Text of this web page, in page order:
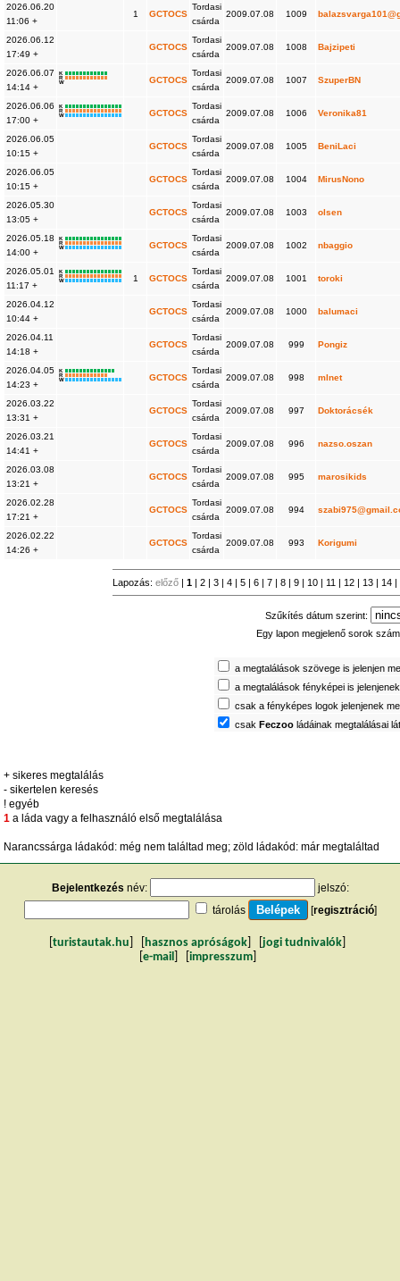
2026.06.20
11:06 +
1 GCTOCS
Tordasi
csárda
2009.07.08 1009
2026.06.12
17:49 +
GCTOCS
Tordasi
csárda
2009.07.08 1008 Bajzipeti
2026.06.07
14:14 +
K
R
W
GCTOCS
Tordasi
csárda
2009.07.08 1007 SzuperBN
2026.06.06
17:00 +
K
R
W
GCTOCS
Tordasi
csárda
2009.07.08 1006 Veronika81
2026.06.05
10:15 +
GCTOCS
Tordasi
csárda
2009.07.08 1005 BeniLaci
2026.06.05
10:15 +
GCTOCS
Tordasi
csárda
2009.07.08 1004 MirusNono
2026.05.30
13:05 +
GCTOCS
Tordasi
csárda
2009.07.08 1003 olsen
2026.05.18
14:00 +
K
R
W
GCTOCS
Tordasi
csárda
2009.07.08 1002 nbaggio
2026.05.01
11:17 +
K
R
W
1 GCTOCS
Tordasi
csárda
2009.07.08 1001 toroki
2026.04.12
10:44 +
GCTOCS
Tordasi
csárda
2009.07.08 1000 balumaci
2026.04.11
14:18 +
GCTOCS
Tordasi
csárda
2009.07.08 999 Pongiz
2026.04.05
14:23 +
K
R
W
GCTOCS
Tordasi
csárda
2009.07.08 998 mlnet
2026.03.22
13:31 +
GCTOCS
Tordasi
csárda
2009.07.08 997 Doktorácsék
2026.03.21
14:41 +
GCTOCS
Tordasi
csárda
2009.07.08 996 nazso.oszan
2026.03.08
13:21 +
GCTOCS
Tordasi
csárda
2009.07.08 995 marosikids
2026.02.28
17:21 +
GCTOCS
Tordasi
csárda
2009.07.08 994
2026.02.22
14:26 +
GCTOCS
Tordasi
csárda
2009.07.08 993 Korigumi
Lapozás:előző |1 | 2 | 3 | 4 | 5 | 6 | 7 | 8 | 9 | 10 | 11 | 12 | 13 | 14 |
Szűkítés dátum szerint:
Egy lapon megjelenő sorok
a megtalálások szövege is jelenjen
a megtalálások fényképei is
csak a fényképes logok jelenjenek
csakFeczoo ládáinak megtalálásai
+ sikeres megtalálás
- sikertelen keresés
! egyéb
1 a láda vagy a felhasználó első megtalálása
Narancssárga ládakód: még nem találtad meg; zöld ládakód: már megtaláltad
Bejelentkezés név:
jelszó:
tárolás
[regisztráció]
turistautak.hu hasznos apróságok jogi tudnivalók
e-mail impresszum]